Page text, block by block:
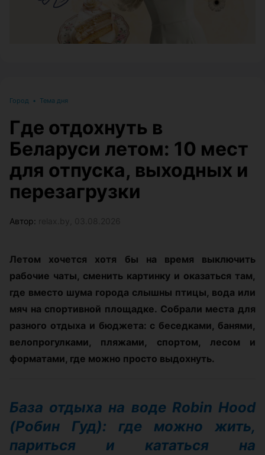
Город • Тема дня
Где отдохнуть в
Беларуси летом: 10 мест
для отпуска, выходных и
перезагрузки
Автор:
Летом хочется хотя бы на время выключить
рабочие чаты, сменить картинку и оказаться там,
где вместо шума города слышны птицы, вода или
мяч на спортивной площадке. Собрали места для
разного отдыха и бюджета: с беседками, банями,
велопрогулками, пляжами, спортом, лесом и
форматами, где можно просто выдохнуть.
База отдыха на воде Robin Hood
(Робин Гуд): где можно жить,
париться и кататься на